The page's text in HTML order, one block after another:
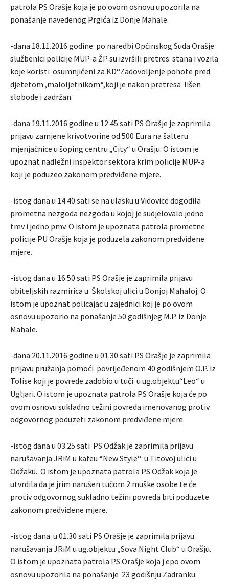
patrola PS Orašje koja je po ovom osnovu upozorila na
ponašanje navedenog Prgića iz Donje Mahale.
-dana 18.11.2016 godine po naredbi Općinskog Suda Orašje
službenici policije MUP-a ŽP su izvršili pretres stana i vozila
koje koristi osumnjičeni za KD“Zadovoljenje pohote pred
djetetom ,maloljetnikom“,koji je nakon pretresa lišen
slobode i zadržan.
-dana 19.11.2016 godine u 12.45 sati PS Orašje je zaprimila
prijavu zamjene krivotvorine od 500 Eura na šalteru
mjenjačnice u šoping centru „City“ u Orašju. O istom je
upoznat nadležni inspektor sektora krim policije MUP-a
koji je poduzeo zakonom predviđene mjere.
-istog dana u 14.40 sati se na ulasku u Vidovice dogodila
prometna nezgoda nezgoda u kojoj je sudjelovalo jedno
tmv i jedno pmv. O istom je upoznata patrola prometne
policije PU Orašje koja je poduzela zakonom predviđene
mjere.
-istog dana u 16.50 sati PS Orašje je zaprimila prijavu
obiteljskih razmirica u Školskoj ulici u Donjoj Mahaloj. O
istom je upoznat policajac u zajednici koj je po ovom
osnovu upozorio na ponašanje 50 godišnjeg M.P. iz Donje
Mahale.
-dana 20.11.2016 godine u 01.30 sati PS Orašje je zaprimila
prijavu pružanja pomoći povrijeđenom 40 godišnjem O.P. iz
Tolise koji je povrede zadobio u tuči u ug.objektu“Leo“ u
Ugljari. O istom je upoznata patrola PS Orašje koja će po
ovom osnovu sukladno težini povreda imenovanog protiv
odgovornog poduzeti zakonom predviđene mjere.
-istog dana u 03.25 sati PS Odžak je zaprimila prijavu
narušavanja JRiM u kafeu “New Style“ u Titovoj ulici u
Odžaku. O istom je upoznata patrola PS Odžak koja je
utvrdila da je jrim narušen tučom 2 muške osobe te će
protiv odgovornog sukladno težini povreda biti poduzete
zakonom predviđene mjere.
-istog dana u 01.30 sati PS Orašje je zaprimila prijavu
narušavanja JRiM u ug.objektu „Sova Night Club“ u Orašju.
O istom je upoznata patrola PS Orašje koja j epo ovom
osnovu upozorila na ponašanje 23 godišnju Zadranku.